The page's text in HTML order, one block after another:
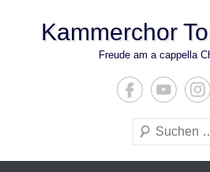
Kammerchor
Freude am a cappella
Suchen